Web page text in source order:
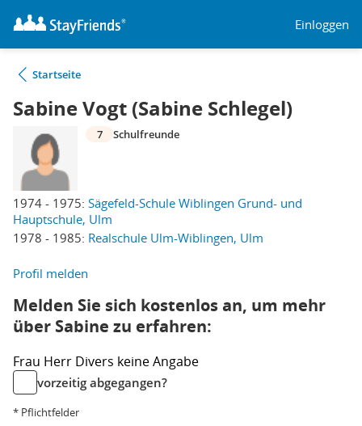
Einloggen
Startseite
Sabine Vogt (Sabine Schlegel)
1974 - 1975: Sägefeld-Schule Wiblingen Grund- und
Hauptschule, Ulm
1978 - 1985: Realschule Ulm-Wiblingen, Ulm
7 Schulfreunde
Profil melden
Melden Sie sich kostenlos an, um mehr
über Sabine zu erfahren:
Frau Herr Divers keine Angabe
vorzeitig abgegangen?
* Pflichtfelder